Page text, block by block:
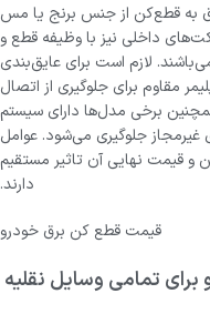
به قطع‌کن از جنس برنج یا مس
داخلی نیز با وظیفه قطع و
لازم است برای عایق‌بندی
مقاوم برای جلوگیری از اتصال
برخی مدل‌ها دارای سیستم
جلوگیری می‌شود. عوامل
و قیمت نهایی آن تاثیر مستقیم
دارند.
تمامی وسایل نقلیه